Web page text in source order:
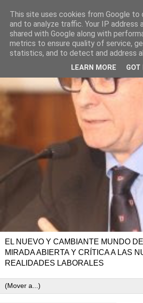
EL NUEVO Y CAMBIANTE MUNDO
MIRADA ABIERTA Y CRÍTICA A LAS
REALIDADES LABORALES
This site uses cookies from Google to
and to analyze traffic. Your IP address
shared with Google along with
metrics to ensure quality of service,
statistics, and to detect and address
LEARN MORE GOT